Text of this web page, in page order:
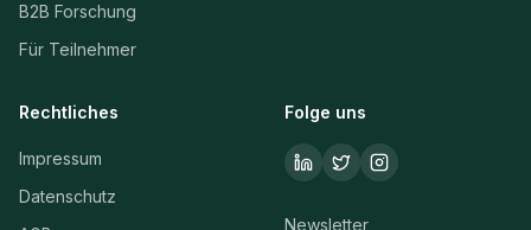
B2B Forschung
Für Teilnehmer
Rechtliches
Impressum
Datenschutz
Folge uns
Newsletter